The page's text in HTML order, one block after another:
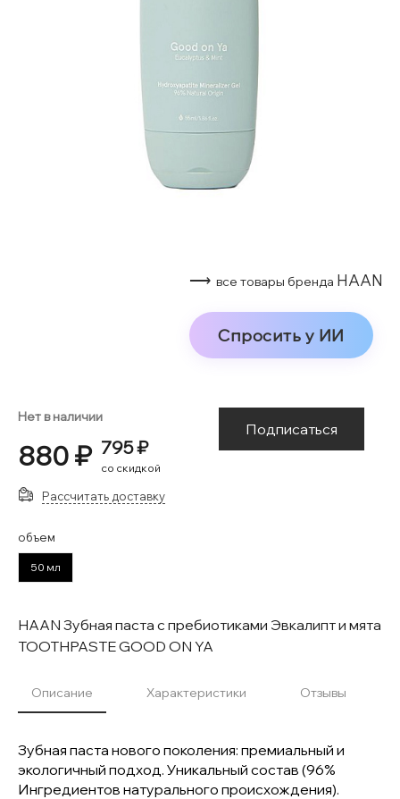
⟶ все товары бренда HAAN
Спросить у ИИ
Нет в наличии
880 ₽ 795 ₽
со скидкой
Подписаться
Рассчитать доставку
объем
50 мл
HAAN Зубная паста с пребиотиками Эвкалипт и мята
TOOTHPASTE GOOD ON YA
Описание Характеристики Отзывы
Зубная паста нового поколения: премиальный и
экологичный подход. Уникальный состав (96%
Ингредиентов натурального происхождения).